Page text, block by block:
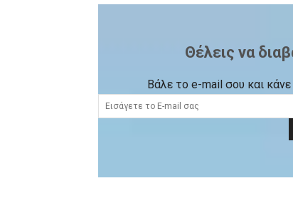
Θέλεις να
Βάλε το e-mail σου και